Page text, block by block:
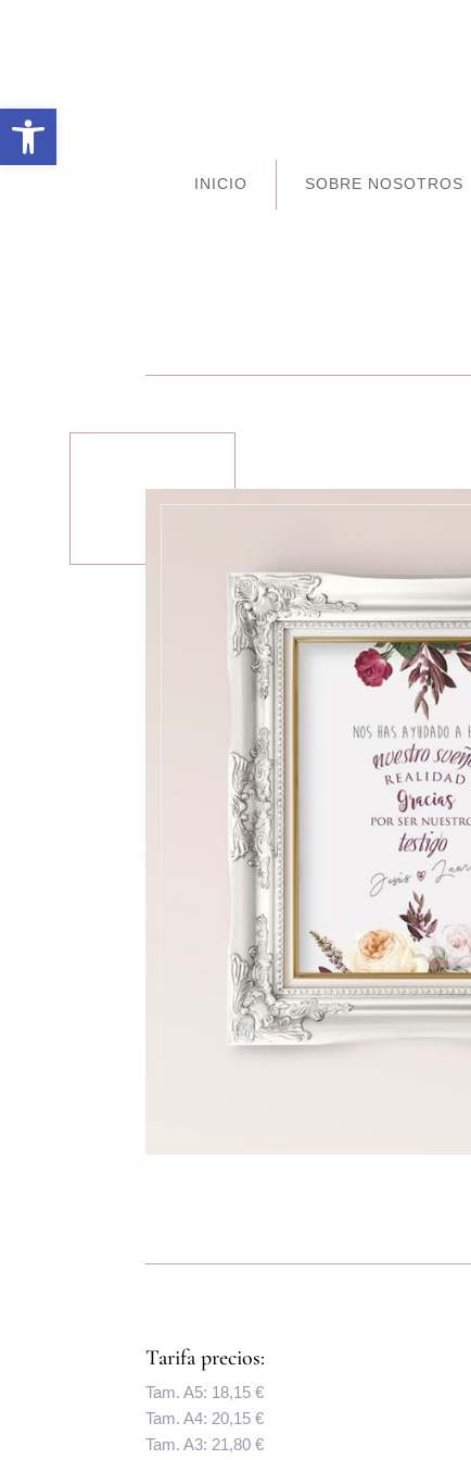
Abrir barra de herramientas
INICIO SOBRE NOSOTROS
Tarifa precios:
Tam. A5: 18,15 €
Tam. A4: 20,15 €
Tam. A3: 21,80 €